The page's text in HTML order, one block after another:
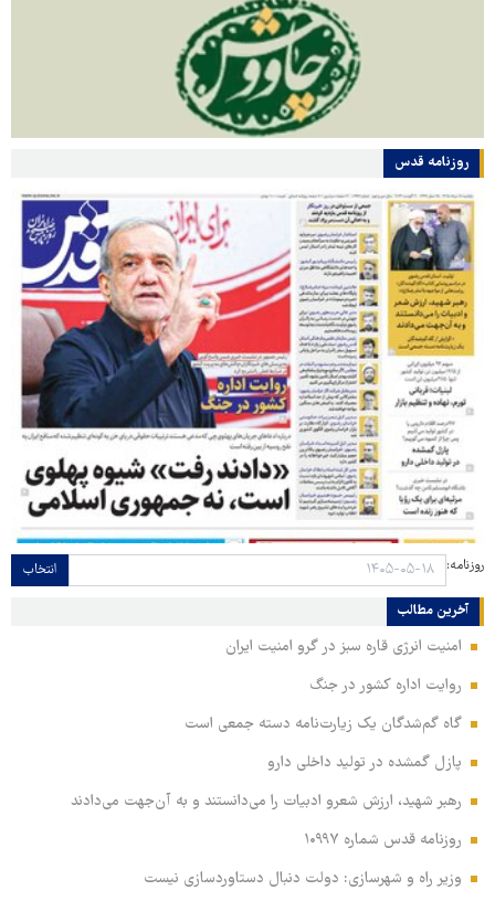
روزنامه قدس
روزنامه: انتخاب
آخرین مطالب
امنیت انرژی قاره سبز در گرو امنیت ایران
روایت اداره کشور در جنگ
گاه گم‌شدگان یک زیارت‌نامه دسته جمعی است
پازل گمشده در تولید داخلی دارو
رهبر شهید، ارزش شعرو ادبیات را می‌دانستند و به آن‌جهت می‌دادند
روزنامه قدس شماره ۱۰۹۹۷
وزیر راه و شهرسازی: دولت دنبال دستاوردسازی نیست